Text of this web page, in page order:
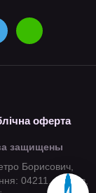
оферта
защищены
Борисович,
04211, м. Київ,